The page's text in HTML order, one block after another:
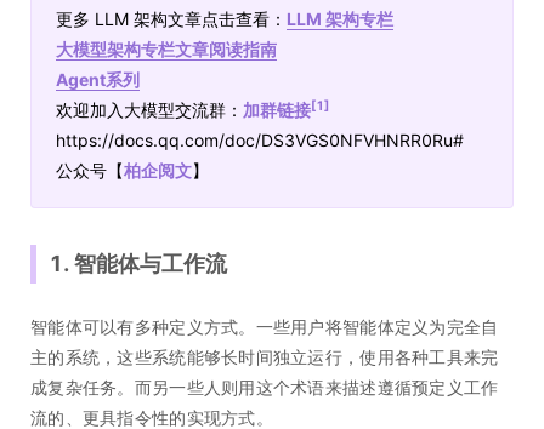
更多 LLM 架构文章点击查看： LLM 架构专栏
大模型架构专栏文章阅读指南
Agent系列
欢迎加入大模型交流群： 加群链接[1]
https://docs.qq.com/doc/DS3VGS0NFVHNRR0Ru#
公众号【柏企阅文】
1. 智能体与工作流
智能体可以有多种定义方式。一些用户将智能体定义为完全自
主的系统，这些系统能够长时间独立运行，使用各种工具来完
成复杂任务。而另一些人则用这个术语来描述遵循预定义工作
流的、更具指令性的实现方式。